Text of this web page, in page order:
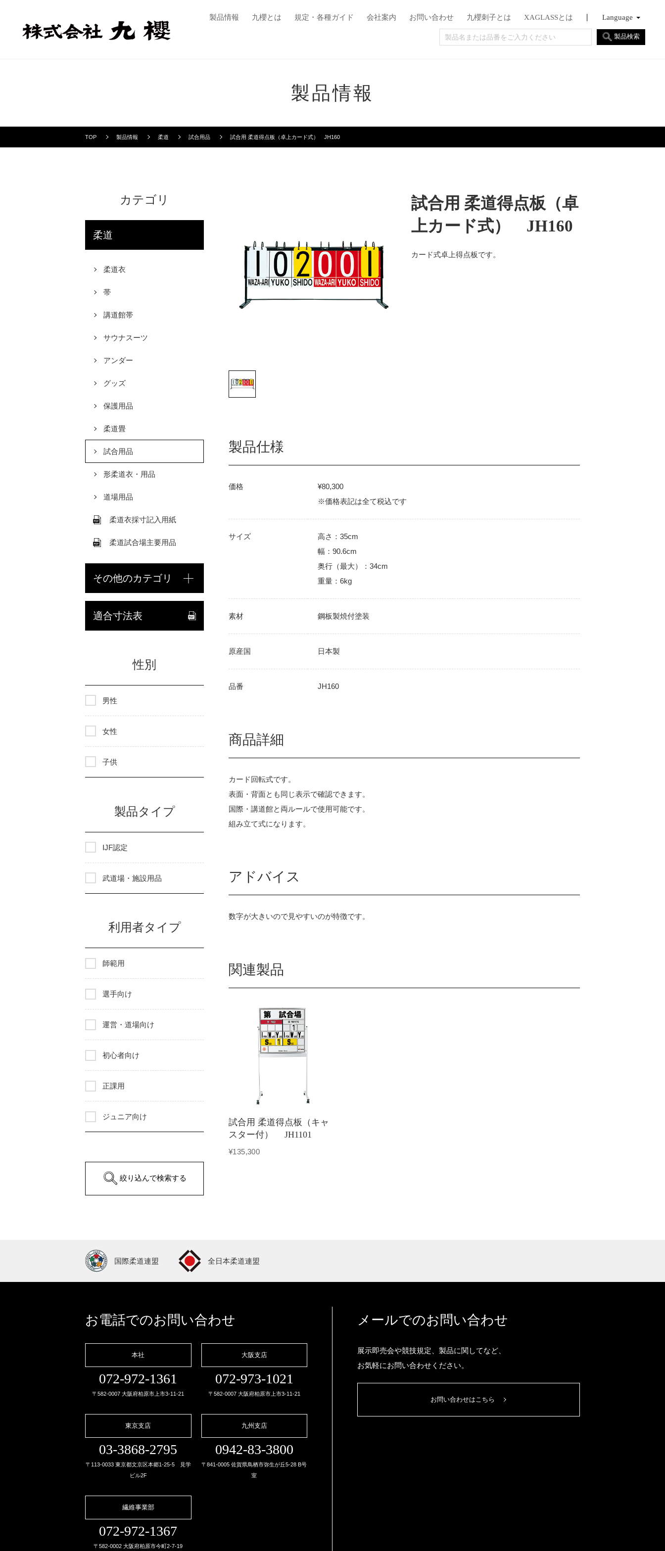
製品情報 九櫻とは 規定・各種ガイド 会社案内 お問い合わせ 九櫻刺子とは XAGLASSとは Language
English
Français
日本語製品検索
製品情報
TOP 製品情報 柔道 試合用品 試合用 柔道得点板（卓上カード式） JH160
試合用 柔道得点板（卓
上カード式） JH160
カード式卓上得点板です。
製品仕様
価格
¥80,300
※価格表記は全て税込です
サイズ
高さ：35cm
幅：90.6cm
奥行（最大）：34cm
重量：6kg
素材 鋼板製焼付塗装
原産国 日本製
品番 JH160
商品詳細
カード回転式です。
表面・背面とも同じ表示で確認できます。
国際・講道館と両ルールで使用可能です。
組み立て式になります。
アドバイス
数字が大きいので見やすいのが特徴です。
関連製品
試合用 柔道得点板（キャ
スター付） JH1101
¥135,300
カテゴリ
柔道
柔道衣
帯
講道館帯
サウナスーツ
アンダー
グッズ
保護用品
柔道畳
試合用品
形柔道衣・用品
道場用品
柔道衣採寸記入用紙
柔道試合場主要用品
その他のカテゴリ
適合寸法表
性別
男性
女性
子供
製品タイプ
IJF認定
武道場・施設用品
利用者タイプ
師範用
選手向け
運営・道場向け
初心者向け
正課用
ジュニア向け
絞り込んで検索する
国際柔道連盟 全日本柔道連盟
お電話でのお問い合わせ
本社
072-972-1361
〒582-0007 大阪府柏原市上市3-11-21
大阪支店
072-973-1021
〒582-0007 大阪府柏原市上市3-11-21
東京支店
03-3868-2795
〒113-0033 東京都文京区本郷1-25-5 見学
ビル2F
九州支店
0942-83-3800
〒841-0005 佐賀県鳥栖市弥生が丘5-28 B号
室
繊維事業部
072-972-1367
〒582-0002 大阪府柏原市今町2-7-19
メールでのお問い合わせ
展示即売会や競技規定、製品に関してなど、
お気軽にお問い合わせください。
お問い合わせはこちら